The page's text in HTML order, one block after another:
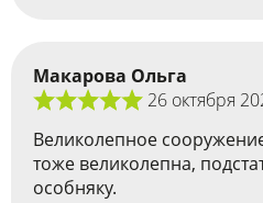
Макарова Ольга
26 октября
Великолепное
тоже великолепна,
особняку.